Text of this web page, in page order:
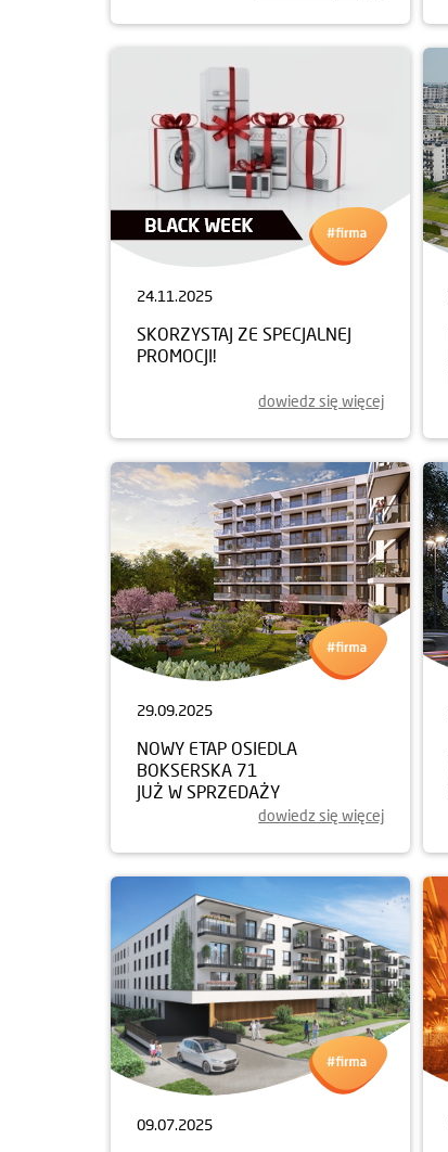
24.11.2025
SKORZYSTAJ ZE SPECJALNEJ
PROMOCJI!
dowiedz się więcej
29.09.2025
NOWY ETAP OSIEDLA
BOKSERSKA 71
JUŻ W SPRZEDAŻY
dowiedz się więcej
09.07.2025